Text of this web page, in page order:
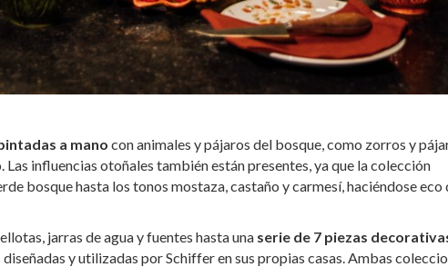
a mano con animales y pájaros del bosque, como zorros y
influencias otoñales también están presentes, ya que la colección
bosque hasta los tonos mostaza, castaño y carmesí, haciéndose eco
jarras de agua y fuentes hasta una serie de 7 piezas
y utilizadas por Schiffer en sus propias casas. Ambas